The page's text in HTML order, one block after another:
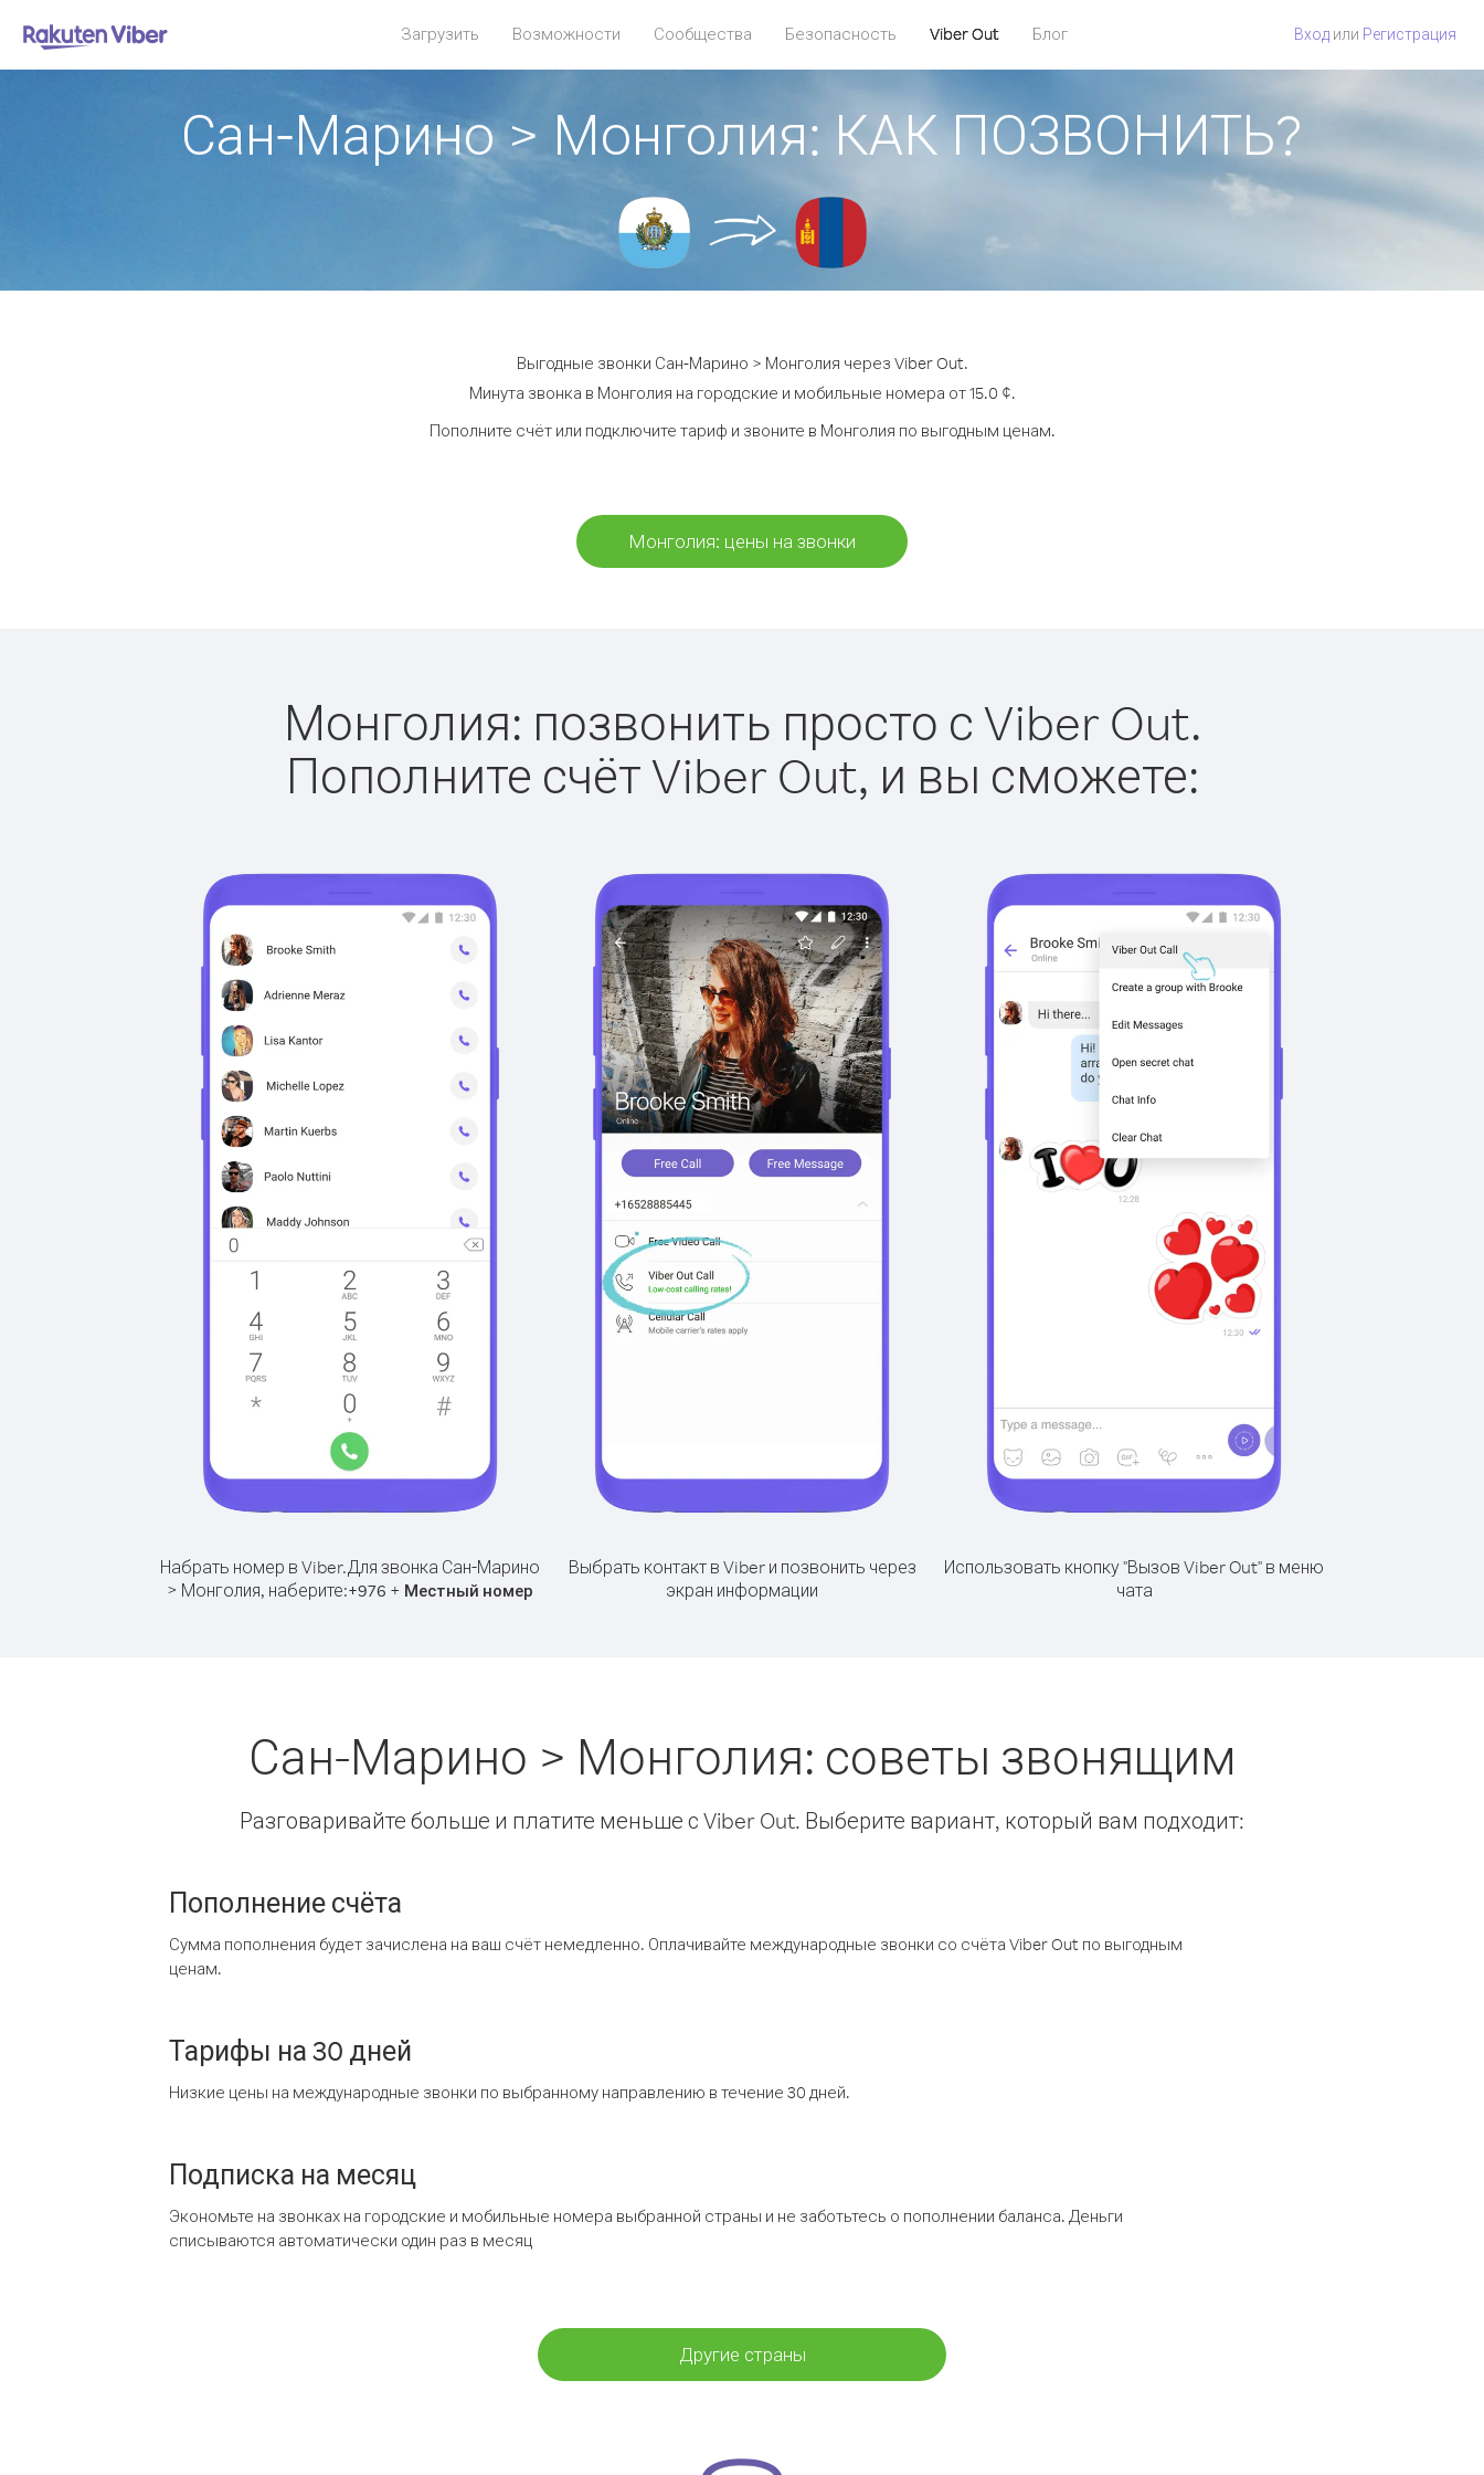
Загрузить Возможности Сообщества Безопасность Viber Out Блог Вход или Регистрация
Сан-Марино > Монголия: КАК ПОЗВОНИТЬ?
Выгодные звонки Сан-Марино > Монголия через Viber Out.
Минута звонка в Монголия на городские и мобильные номера от 15.0 ¢.
Пополните счёт или подключите тариф и звоните в Монголия по выгодным ценам.
Монголия: цены на звонки
Монголия: позвонить просто с Viber Out.
Пополните счёт Viber Out, и вы сможете:
Набрать номер в Viber.Для звонка Сан-Марино
> Монголия, наберите:+976 + Местный номер
Выбрать контакт в Viber и позвонить через
экран информации
Использовать кнопку "Вызов Viber Out" в меню
чата
Сан-Марино > Монголия: советы звонящим
Разговаривайте больше и платите меньше с Viber Out. Выберите вариант, который вам подходит:
Пополнение счёта
Сумма пополнения будет зачислена на ваш счёт немедленно. Оплачивайте международные звонки со счёта Viber Out по выгодным
ценам.
Тарифы на 30 дней
Низкие цены на международные звонки по выбранному направлению в течение 30 дней.
Подписка на месяц
Экономьте на звонках на городские и мобильные номера выбранной страны и не заботьтесь о пополнении баланса. Деньги
списываются автоматически один раз в месяц
Другие страны